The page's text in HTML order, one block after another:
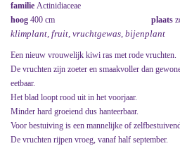
familie Actinidiaceae
hoog 400 cm plaats
klimplant, fruit, vruchtgewas, bijenplant
Een nieuw vrouwelijk kiwi ras met rode vruchten.
De vruchten zijn zoeter en smaakvoller dan
eetbaar.
Het blad loopt rood uit in het voorjaar.
Minder hard groeiend dus hanteerbaar.
Voor bestuiving is een mannelijke of
De vruchten rijpen vroeg, vanaf half september.